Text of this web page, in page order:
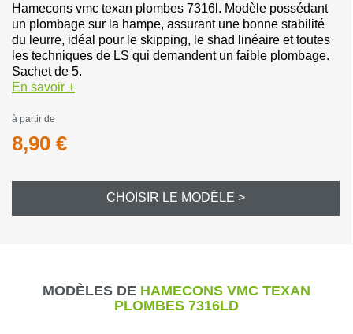
Hamecons vmc texan plombes 7316l. Modèle possédant
un plombage sur la hampe, assurant une bonne stabilité
du leurre, idéal pour le skipping, le shad linéaire et toutes
les techniques de LS qui demandent un faible plombage.
Sachet de 5.
En savoir +
à partir de
8,90 €
CHOISIR LE MODÈLE >
MODÈLES DE HAMECONS VMC TEXAN
PLOMBES 7316LD